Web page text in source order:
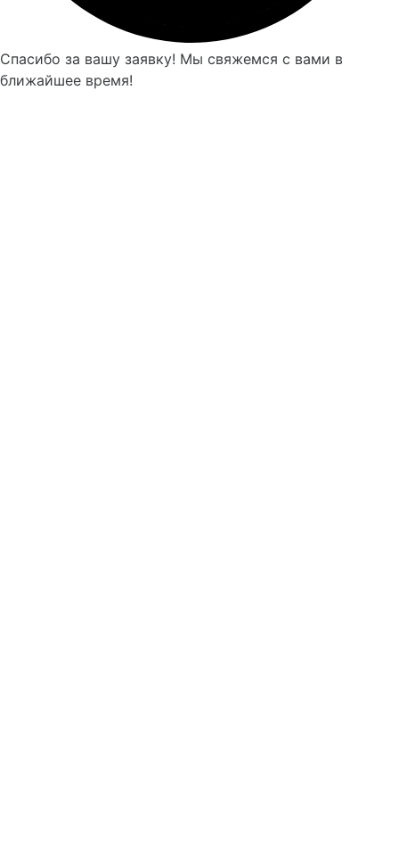
Спасибо за вашу заявку! Мы свяжемся с вами в
ближайшее время!